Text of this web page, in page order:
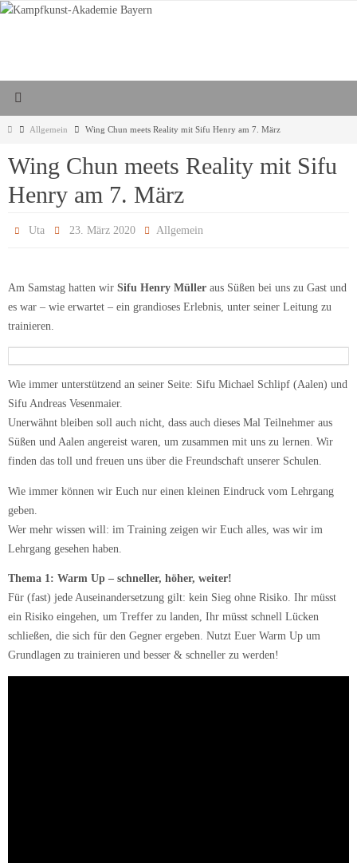
Zum
StartAllgemein Wing Chun meets Reality mit Sifu Henry am 7. März
Wing Chun meets Reality mit Sifu
Henry am 7. März
Uta 23. März 2020 Allgemein
Am Samstag hatten wir Sifu Henry Müller aus Süßen bei uns zu Gast und
es war – wie erwartet – ein grandioses Erlebnis, unter seiner Leitung zu
trainieren.
Wie immer unterstützend an seiner Seite: Sifu Michael Schlipf (Aalen) und
Sifu Andreas Vesenmaier.
Unerwähnt bleiben soll auch nicht, dass auch dieses Mal Teilnehmer aus
Süßen und Aalen angereist waren, um zusammen mit uns zu lernen. Wir
finden das toll und freuen uns über die Freundschaft unserer Schulen.
Wie immer können wir Euch nur einen kleinen Eindruck vom Lehrgang
geben.
Wer mehr wissen will: im Training zeigen wir Euch alles, was wir im
Lehrgang gesehen haben.
Thema 1: Warm Up – schneller, höher, weiter!
Für (fast) jede Auseinandersetzung gilt: kein Sieg ohne Risiko. Ihr müsst
ein Risiko eingehen, um Treffer zu landen, Ihr müsst schnell Lücken
schließen, die sich für den Gegner ergeben. Nutzt Euer Warm Up um
Grundlagen zu trainieren und besser & schneller zu werden!